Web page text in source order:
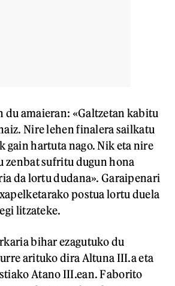
du amaieran: «Galtzetan kabitu
Nire lehen finalera sailkatu
gain hartuta nago. Nik eta nire
zenbat sufritu dugun hona
da lortu dudana». Garaipenari
postua lortu duela
litzateke.
bihar ezagutuko du
arituko dira Altuna III.a eta
Atano III.ean. Faborito